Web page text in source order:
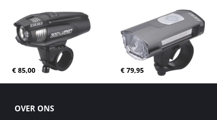
€ 85,00 € 79,95
OVER ONS